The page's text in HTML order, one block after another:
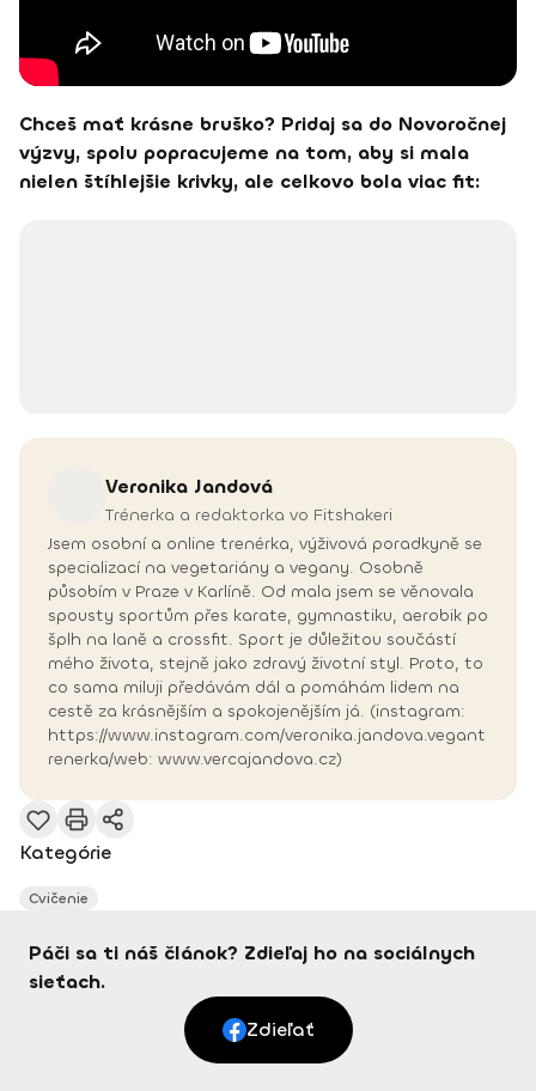
Chceš mať krásne bruško? Pridaj sa do Novoročnej
výzvy, spolu popracujeme na tom, aby si mala
nielen štíhlejšie krivky, ale celkovo bola viac fit:
Veronika Jandová
Trénerka a redaktorka vo Fitshakeri
Jsem osobní a online trenérka, výživová poradkyně se
specializací na vegetariány a vegany. Osobně
působím v Praze v Karlíně. Od mala jsem se věnovala
spousty sportům přes karate, gymnastiku, aerobik po
šplh na laně a crossfit. Sport je důležitou součástí
mého života, stejně jako zdravý životní styl. Proto, to
co sama miluji předávám dál a pomáhám lidem na
cestě za krásnějším a spokojenějším já. (instagram:
https://www.instagram.com/veronika.jandova.vegant
renerka/web: www.vercajandova.cz)
Kategórie
Cvičenie
Páči sa ti náš článok? Zdieľaj ho na sociálnych
sieťach.
Zdieľať